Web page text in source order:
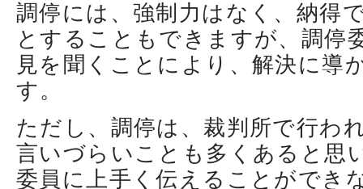
調停には、強制力はなく、納得
とすることもできますが、調停
見を聞くことにより、解決に導
す。
ただし、調停は、裁判所で行わ
言いづらいことも多くあると思
委員に上手く伝えることができ